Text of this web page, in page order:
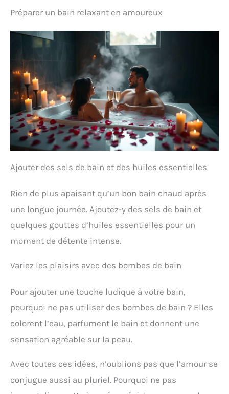
Préparer un bain relaxant en amoureux
Ajouter des sels de bain et des huiles essentielles
Rien de plus apaisant qu’un bon bain chaud après
une longue journée. Ajoutez-y des sels de bain et
quelques gouttes d’huiles essentielles pour un
moment de détente intense.
Variez les plaisirs avec des bombes de bain
Pour ajouter une touche ludique à votre bain,
pourquoi ne pas utiliser des bombes de bain ? Elles
colorent l’eau, parfument le bain et donnent une
sensation agréable sur la peau.
Avec toutes ces idées, n’oublions pas que l’amour se
conjugue aussi au pluriel. Pourquoi ne pas